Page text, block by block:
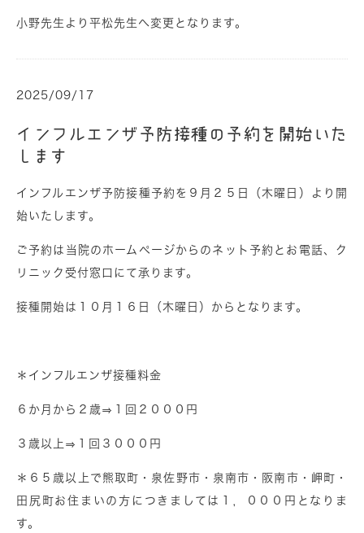
小野先生より平松先生へ変更となります。
2025/09/17
インフルエンザ予防接種の予約を開始いた
します
インフルエンザ予防接種予約を９月２５日（木曜日）より開
始いたします。
ご予約は当院のホームページからのネット予約とお電話、ク
リニック受付窓口にて承ります。
接種開始は１０月１６日（木曜日）からとなります。
＊インフルエンザ接種料金
６か月から２歳⇒１回２０００円
３歳以上⇒１回３０００円
＊６５歳以上で熊取町・泉佐野市・泉南市・阪南市・岬町・
田尻町お住まいの方につきましては１，０００円となりま
す。